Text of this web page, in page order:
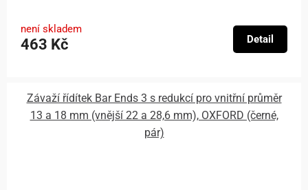
není skladem
463 Kč Detail
Závaží řídítek Bar Ends 3 s redukcí pro vnitřní průměr
13 a 18 mm (vnější 22 a 28,6 mm), OXFORD (černé,
pár)